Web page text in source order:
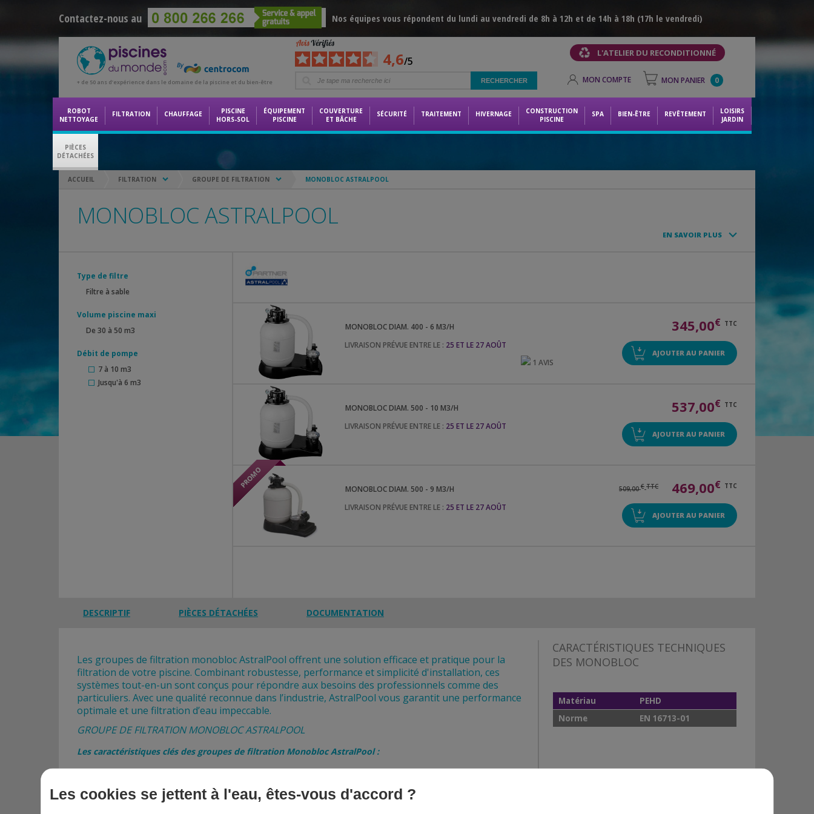
Contactez-nous au Nos équipes vous répondent du lundi au vendredi de 8h à 12h et de 14h à 18h (17h le vendredi)
L'ATELIER DU RECONDITIONNÉ
+ de 50 ans d’expérience dans le domaine de la piscine et du bien-être
4,6/5
MON COMPTE MON PANIER 0
ROBOT
NETTOYAGE
FILTRATION CHAUFFAGE
PISCINE
HORS-SOL
ÉQUIPEMENT
PISCINE
COUVERTURE
ET BÂCHE
SÉCURITÉ TRAITEMENT HIVERNAGE
CONSTRUCTION
PISCINE
SPA BIEN-ÊTRE REVÊTEMENT
LOISIRS
JARDIN
PIÈCES
DÉTACHÉES
MONOBLOC ASTRALPOOL
EN SAVOIR PLUS
Type de filtre
Filtre à sable
Volume piscine maxi
De 30 à 50 m3
Débit de pompe
7 à 10 m3
Jusqu'à 6 m3
MONOBLOC DIAM. 400 - 6 M3/H
1 AVIS
LIVRAISON PRÉVUE ENTRE LE : 25 ET LE 27 AOÛT
345,00€ TTC
AJOUTER AU PANIER
MONOBLOC DIAM. 500 - 10 M3/H
LIVRAISON PRÉVUE ENTRE LE : 25 ET LE 27 AOÛT
537,00€ TTC
AJOUTER AU PANIER
MONOBLOC DIAM. 500 - 9 M3/H
LIVRAISON PRÉVUE ENTRE LE : 25 ET LE 27 AOÛT
509,00€ TTC 469,00€ TTC
AJOUTER AU PANIER
DESCRIPTIF PIÈCES DÉTACHÉES DOCUMENTATION
Les groupes de filtration monobloc AstralPool offrent une solution efficace et pratique pour la
filtration de votre piscine. Combinant robustesse, performance et simplicité d'installation, ces
systèmes tout-en-un sont conçus pour répondre aux besoins des professionnels comme des
particuliers. Avec une qualité reconnue dans l’industrie, AstralPool vous garantit une performance
optimale et une filtration d’eau impeccable.
GROUPE DE FILTRATION MONOBLOC ASTRALPOOL
Les caractéristiques clés des groupes de filtration Monobloc AstralPool :
Installation simplifiée
: système tout-en-un avec filtre, pompe, vanne multivoies et accessoires pour une mise
CARACTÉRISTIQUES TECHNIQUES
DES MONOBLOC
Matériau
PEHD
Norme
EN 16713-01
ACCUEIL FILTRATION GROUPE DE FILTRATION MONOBLOC ASTRALPOOL
Les cookies se jettent à l'eau, êtes-vous d'accord ?